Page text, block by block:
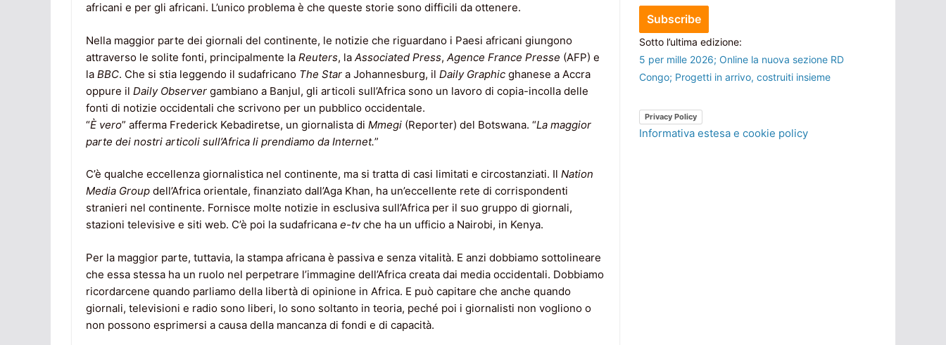
africani e per gli africani. L’unico problema è che queste storie sono difficili da ottenere.
Nella maggior parte dei giornali del continente, le notizie che riguardano i Paesi africani giungono
attraverso le solite fonti, principalmente la Reuters, la Associated Press, Agence France Presse (AFP) e
la BBC. Che si stia leggendo il sudafricano The Star a Johannesburg, il Daily Graphic ghanese a Accra
oppure il Daily Observer gambiano a Banjul, gli articoli sull’Africa sono un lavoro di copia-incolla delle
fonti di notizie occidentali che scrivono per un pubblico occidentale.
“È vero” afferma Frederick Kebadiretse, un giornalista di Mmegi (Reporter) del Botswana. “La maggior
parte dei nostri articoli sull’Africa li prendiamo da Internet.”
C’è qualche eccellenza giornalistica nel continente, ma si tratta di casi limitati e circostanziati. Il Nation
Media Group dell’Africa orientale, finanziato dall’Aga Khan, ha un’eccellente rete di corrispondenti
stranieri nel continente. Fornisce molte notizie in esclusiva sull’Africa per il suo gruppo di giornali,
stazioni televisive e siti web. C’è poi la sudafricana e-tvche ha un ufficio a Nairobi, in Kenya.
Per la maggior parte, tuttavia, la stampa africana è passiva e senza vitalità. E anzi dobbiamo sottolineare
che essa stessa ha un ruolo nel perpetrare l’immagine dell’Africa creata dai media occidentali. Dobbiamo
ricordarcene quando parliamo della libertà di opinione in Africa. E può capitare che anche quando
giornali, televisioni e radio sono liberi, lo sono soltanto in teoria, peché poi i giornalisti non vogliono o
non possono esprimersi a causa della mancanza di fondi e di capacità.
Sotto l’ultima edizione:
5 per mille 2026; Online la nuova sezione RD
Congo; Progetti in arrivo, costruiti insieme
Privacy Policy
Informativa estesa e cookie policy